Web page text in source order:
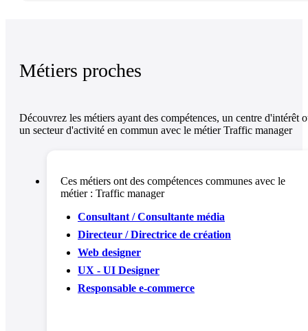
Métiers proches
Découvrez les métiers ayant des compétences, un centre d'intérêt
un secteur d'activité en commun avec le métier Traffic manager
Ces métiers ont des compétences communes avec le
métier : Traffic manager
Consultant / Consultante média
Directeur / Directrice de création
Web designer
UX - UI Designer
Responsable e-commerce